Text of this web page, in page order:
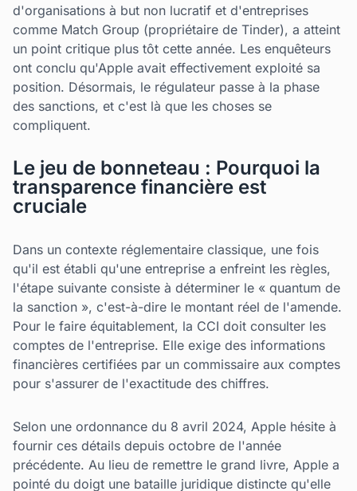
d'organisations à but non lucratif et d'entreprises
comme Match Group (propriétaire de Tinder), a atteint
un point critique plus tôt cette année. Les enquêteurs
ont conclu qu'Apple avait effectivement exploité sa
position. Désormais, le régulateur passe à la phase
des sanctions, et c'est là que les choses se
compliquent.
Le jeu de bonneteau : Pourquoi la
transparence financière est
cruciale
Dans un contexte réglementaire classique, une fois
qu'il est établi qu'une entreprise a enfreint les règles,
l'étape suivante consiste à déterminer le « quantum de
la sanction », c'est-à-dire le montant réel de l'amende.
Pour le faire équitablement, la CCI doit consulter les
comptes de l'entreprise. Elle exige des informations
financières certifiées par un commissaire aux comptes
pour s'assurer de l'exactitude des chiffres.
Selon une ordonnance du 8 avril 2024, Apple hésite à
fournir ces détails depuis octobre de l'année
précédente. Au lieu de remettre le grand livre, Apple a
pointé du doigt une bataille juridique distincte qu'elle